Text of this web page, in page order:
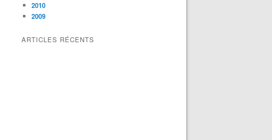
2010
2009
ARTICLES RÉCENTS